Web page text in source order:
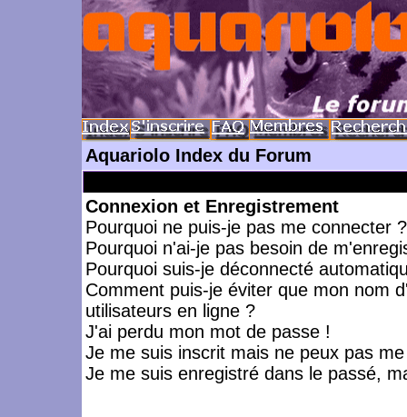
Aquariolo Index du Forum
Connexion et Enregistrement
Pourquoi ne puis-je pas me connecter ?
Pourquoi n'ai-je pas besoin de
Pourquoi suis-je déconnecté
Comment puis-je éviter que mon nom
utilisateurs en ligne ?
J'ai perdu mon mot de passe !
Je me suis inscrit mais ne peux pas
Je me suis enregistré dans le passé,